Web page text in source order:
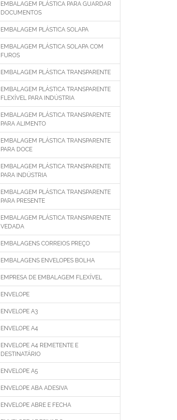
EMBALAGEM PLÁSTICA PARA GUARDAR
DOCUMENTOS
EMBALAGEM PLÁSTICA SOLAPA
EMBALAGEM PLÁSTICA SOLAPA COM
FUROS
EMBALAGEM PLÁSTICA TRANSPARENTE
EMBALAGEM PLÁSTICA TRANSPARENTE
FLEXÍVEL PARA INDÚSTRIA
EMBALAGEM PLÁSTICA TRANSPARENTE
PARA ALIMENTO
EMBALAGEM PLÁSTICA TRANSPARENTE
PARA DOCE
EMBALAGEM PLÁSTICA TRANSPARENTE
PARA INDÚSTRIA
EMBALAGEM PLÁSTICA TRANSPARENTE
PARA PRESENTE
EMBALAGEM PLÁSTICA TRANSPARENTE
VEDADA
EMBALAGENS CORREIOS PREÇO
EMBALAGENS ENVELOPES BOLHA
EMPRESA DE EMBALAGEM FLEXÍVEL
ENVELOPE
ENVELOPE A3
ENVELOPE A4
ENVELOPE A4 REMETENTE E
DESTINATÁRIO
ENVELOPE A5
ENVELOPE ABA ADESIVA
ENVELOPE ABRE E FECHA